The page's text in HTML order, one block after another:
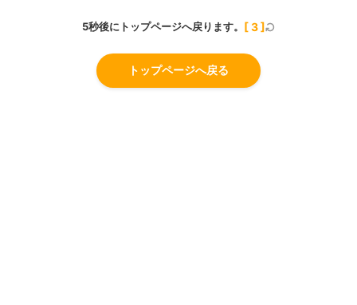
5秒後にトップページへ戻ります。 [2]
トップページへ戻る